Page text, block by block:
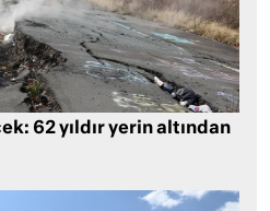
62 yıldır yerin altından